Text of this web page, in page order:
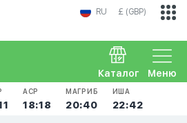
RU £ (GBP)
Меню
Каталог
АСР
18:18
МАГРИБ
20:40
ИША
22:42